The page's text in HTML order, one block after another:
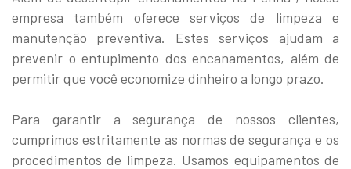
empresa também oferece serviços de limpeza e
manutenção preventiva. Estes serviços ajudam a
prevenir o entupimento dos encanamentos, além de
permitir que você economize dinheiro a longo prazo.
Para garantir a segurança de nossos clientes,
cumprimos estritamente as normas de segurança e os
procedimentos de limpeza. Usamos equipamentos de